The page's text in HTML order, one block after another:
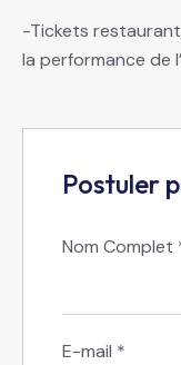
-Tickets
la performance de
Postuler
Nom Complet
E-mail *